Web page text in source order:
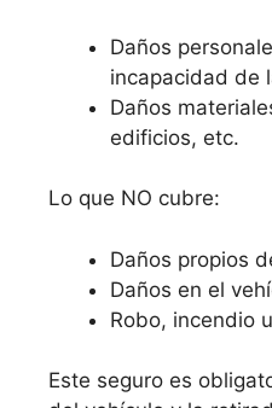
Daños
incapacidad de
Daños
edificios, etc.
Lo que NO cubre:
Daños propios
Daños en el
Robo, incendio
Este seguro es